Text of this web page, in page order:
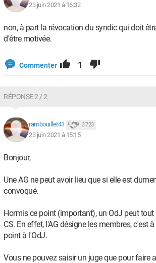
23 juin 2021 à 16:32
non, à part la révocation du syndic qui doit
d'être motivée.
Commenter 1
RÉPONSE 2 / 2
rambouillet41 3 723
23 juin 2021 à 15:15
Bonjour,
Une AG ne peut avoir lieu que si elle est
convoqué.
Hormis ce point (important), un OdJ peut
CS. En effet, l'AG désigne les membres, c'est
point à l'OdJ.
Vous ne pouvez saisir un juge que pour faire